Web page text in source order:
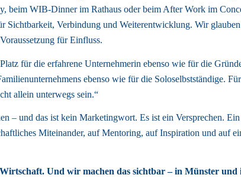
beim WIB-Dinner im Rathaus oder beim After Work im
Sichtbarkeit, Verbindung und Weiterentwicklung. Wir
für Einfluss.
für die erfahrene Unternehmerin ebenso wie für die
ebenso wie für die Soloselbstständige.
allein unterwegs sein.“
– und das ist kein Marketingwort. Es ist ein Versprechen.
Miteinander, auf Mentoring, auf Inspiration und auf
Und wir machen das sichtbar – in Münster und